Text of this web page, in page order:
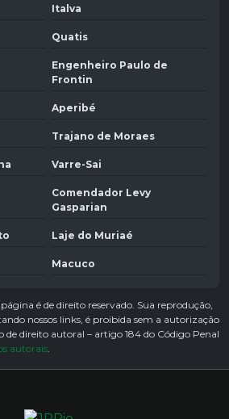
Italva
Quatis
Engenheiro Paulo de
Frontin
Aperibé
Trajano de Moraes
Varre-Sai
Comendador Levy
Gasparian
Laje do Muriaé
Macuco
é de direito reservado. Sua reprodução,
nossos links, é proibida sem a autorização
de direito autoral – artigo 184 do Código Penal
autorais.